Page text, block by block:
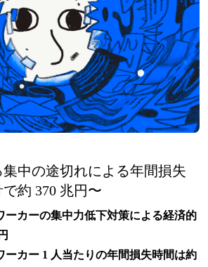
中の途切れによる年間損失
約 370 兆円〜
ーカーの集中力低下対策による経済的
ーカー 1 人当たりの年間損失時間は約